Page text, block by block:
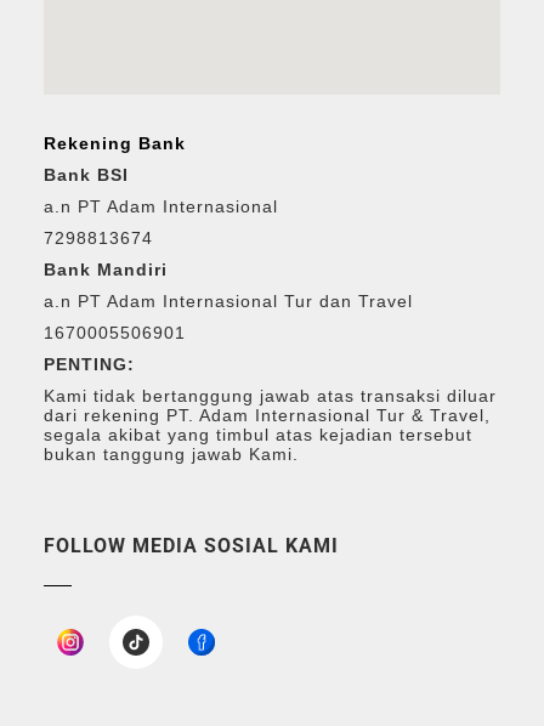
Rekening Bank
Bank BSI
a.n PT Adam Internasional
7298813674
Bank Mandiri
a.n PT Adam Internasional Tur dan Travel
1670005506901
PENTING:
Kami tidak bertanggung jawab atas transaksi diluar
dari rekening PT. Adam Internasional Tur & Travel,
segala akibat yang timbul atas kejadian tersebut
bukan tanggung jawab Kami.
FOLLOW MEDIA SOSIAL KAMI